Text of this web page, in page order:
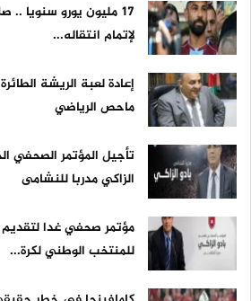
17 مليون يورو سنويا
لإتمام انتقاله...
إعادة لعبة الريشة
ماحص الرياضي
تأجيل المؤتمر الصحفي
الزاكي مدربا للنشامى
مؤتمر صحفي غدا لتقديم
للمنتخب الوطني لكرة...